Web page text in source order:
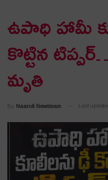
ఉపాధి హామీ
కొట్టిన
మృతి
By Naandi Newsteam Last